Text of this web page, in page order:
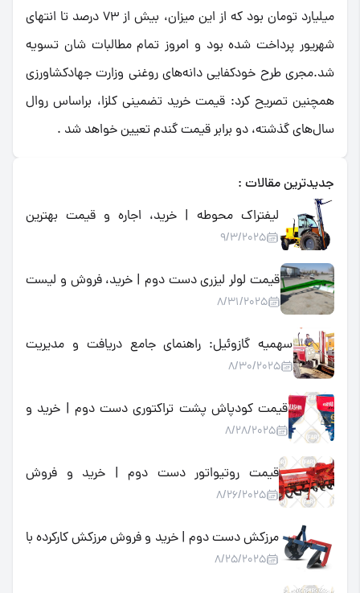
میلیارد تومان بود که از این میزان، بیش از 73 درصد تا انتهای
شهریور پرداخت شده بود و امروز تمام مطالبات شان تسویه
شد.مجری طرح خودکفایی دانه‌های روغنی وزارت جهادکشاورزی
همچنین تصریح کرد: قیمت خرید تضمینی کلزا، براساس روال
سال‌های گذشته، دو برابر قیمت گندم تعیین خواهد شد .
جدیدترین مقالات :
لیفتراک محوطه | خرید، اجاره و قیمت بهترین
لیفتراک فضای باز و صنعتی
9/3/2025
قیمت لولر لیزری دست دوم | خرید، فروش و لیست
قیمت لولر لیزری کارکرده
8/31/2025
سهمیه گازوئیل: راهنمای جامع دریافت و مدیریت
سوخت یارانه‌ای کشاورزی برای تراکتورها و ماشین‌آلات
8/30/2025
قیمت کودپاش پشت تراکتوری دست دوم | خرید و
فروش کودپاش کارکرده با بهترین قیمت
8/28/2025
قیمت روتیواتور دست دوم | خرید و فروش
روتیواتور کارکرده ارزان در بازار
8/26/2025
مرزکش دست دوم | خرید و فروش مرزکش کارکرده با
بهترین قیمت در بازار
8/25/2025